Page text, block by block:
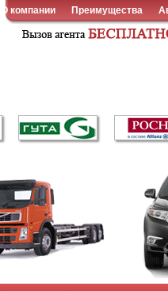
О компании Преимущества